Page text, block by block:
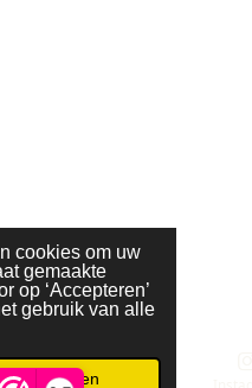
cookies om uw
gemaakte
op ‘Accepteren’
gebruik van alle
Accepteren